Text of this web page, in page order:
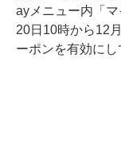
ayメニュー内「
20日10時から12
ーポンを有効にし